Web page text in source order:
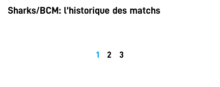
Sharks/BCM: l’historique des matchs
1 2 3